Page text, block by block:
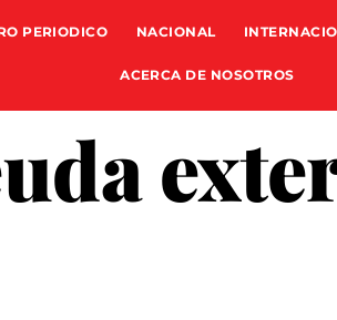
PERIODICO NACIONAL
ACERCA DE NOSOTROS